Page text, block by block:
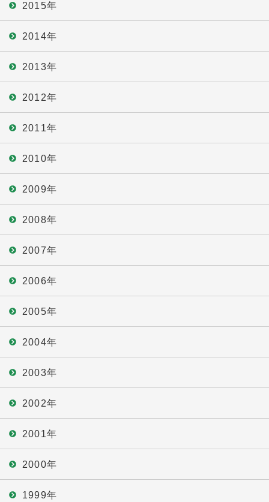
2015年
2014年
2013年
2012年
2011年
2010年
2009年
2008年
2007年
2006年
2005年
2004年
2003年
2002年
2001年
2000年
1999年